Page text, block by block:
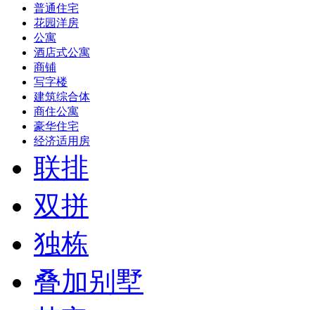
普通住宅
花园洋房
公寓
酒店式公寓
商铺
写字楼
建筑综合体
商住公寓
豪华住宅
经济适用房
联排
双拼
独栋
叠加别墅